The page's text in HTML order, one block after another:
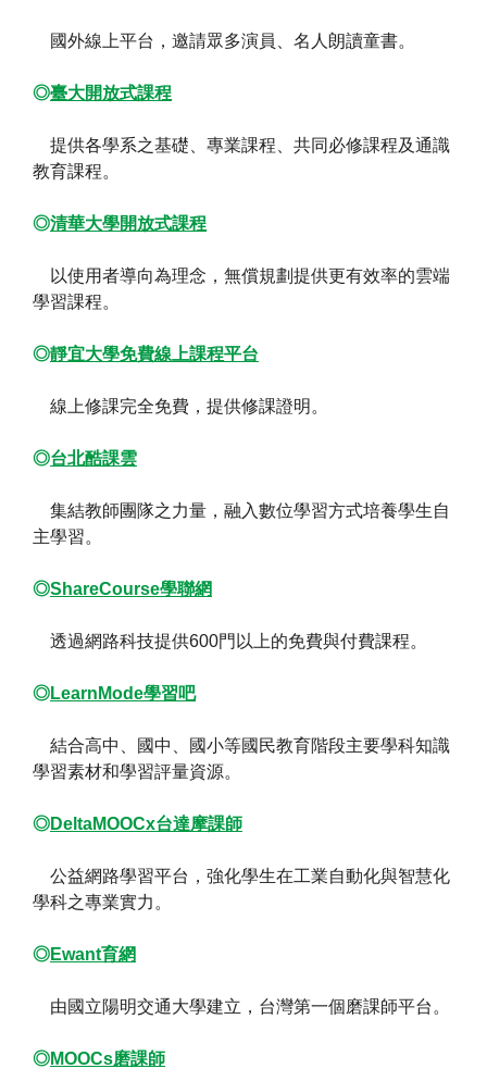
國外線上平台，邀請眾多演員、名人朗讀童書。
◎臺大開放式課程
提供各學系之基礎、專業課程、共同必修課程及通識
教育課程。
◎清華大學開放式課程
以使用者導向為理念，無償規劃提供更有效率的雲端
學習課程。
◎靜宜大學免費線上課程平台
線上修課完全免費，提供修課證明。
◎台北酷課雲
集結教師團隊之力量，融入數位學習方式培養學生自
主學習。
◎ShareCourse學聯網
透過網路科技提供600門以上的免費與付費課程。
◎LearnMode學習吧
結合高中、國中、國小等國民教育階段主要學科知識
學習素材和學習評量資源。
◎DeltaMOOCx台達摩課師
公益網路學習平台，強化學生在工業自動化與智慧化
學科之專業實力。
◎Ewant育網
由國立陽明交通大學建立，台灣第一個磨課師平台。
◎MOOCs磨課師